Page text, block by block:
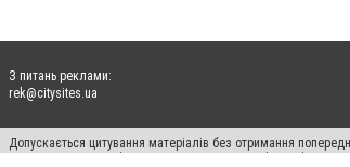
З питань реклами:
rek@citysites.ua
Допускається цитування матеріалів без отримання
пошукових систем гіперпосилання на цитовані статті не